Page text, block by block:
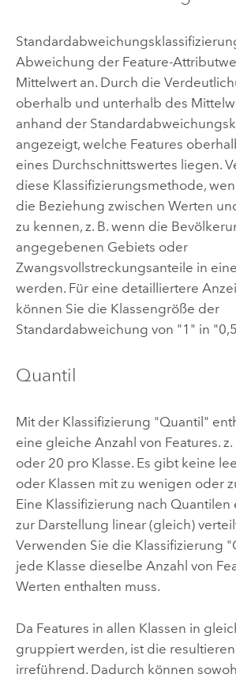
Abweichung der Feature-
Mittelwert an. Durch die
oberhalb und unterhalb des
anhand der
angezeigt, welche Features
eines Durchschnittswertes liegen.
diese Klassifizierungsmethode,
die Beziehung zwischen Werten
zu kennen, z. B. wenn die
angegebenen Gebiets oder
Zwangsvollstreckungsanteile in
werden. Für eine detailliertere
können Sie die Klassengröße der
Standardabweichung von "1" in
Quantil
Mit der Klassifizierung "Quantil"
eine gleiche Anzahl von Features. z.
oder 20 pro Klasse. Es gibt keine
oder Klassen mit zu wenigen oder
Eine Klassifizierung nach
zur Darstellung linear (gleich)
Verwenden Sie die Klassifizierung
jede Klasse dieselbe Anzahl von
Werten enthalten muss.
Da Features in allen Klassen in
gruppiert werden, ist die
irreführend. Dadurch können